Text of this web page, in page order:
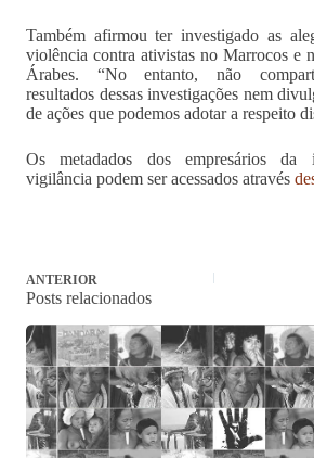
Também afirmou ter investigado as
violência contra ativistas no Marrocos e
Árabes. “No entanto, não
resultados dessas investigações nem
de ações que podemos adotar a respeito
Os metadados dos empresários da
vigilância podem ser acessados através
ANTERIOR
Posts relacionados